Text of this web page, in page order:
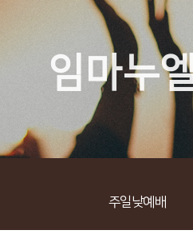
임마누
주일낮예배